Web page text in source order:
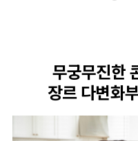
무궁무진한
장르 다변화